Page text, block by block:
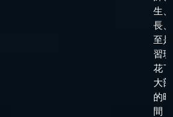
生
長
至
習
花
大
的時
間